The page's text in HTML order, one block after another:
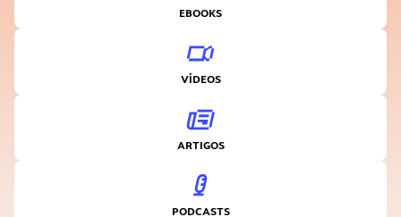
EBOOKS
VÍDEOS
ARTIGOS
PODCASTS